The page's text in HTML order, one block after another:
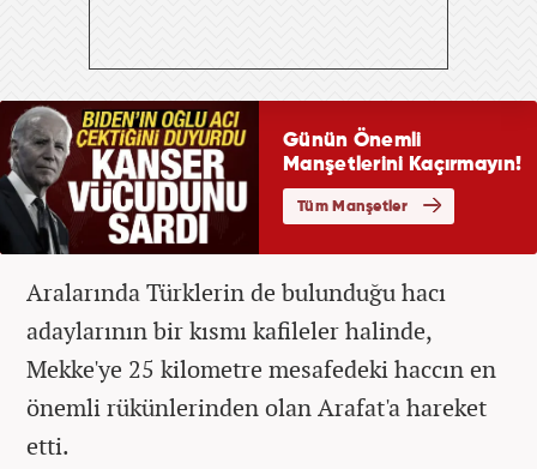
Aralarında Türklerin de bulunduğu hacı
adaylarının bir kısmı kafileler halinde,
Mekke'ye 25 kilometre mesafedeki haccın en
önemli rükünlerinden olan Arafat'a hareket
etti.